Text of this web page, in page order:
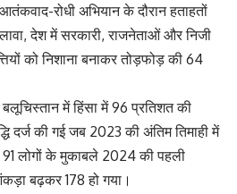
रोधी अभियान के दौरान हताहतों
देश में सरकारी, राजनेताओं और निजी
को निशाना बनाकर तोड़फोड़ की 64
बलूचिस्तान में हिंसा में 96 प्रतिशत की
दर्ज की गई जब 2023 की अंतिम तिमाही में
91 लोगों के मुकाबले 2024 की पहली
बढ़कर 178 हो गया।